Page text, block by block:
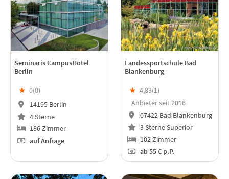
Seminaris CampusHotel
Berlin
★ 0(0)
14195 Berlin
4 Sterne
186 Zimmer
auf Anfrage
Landessportschule Bad
Blankenburg
★ 4,83(1)
Anbieter seit 2016
07422 Bad Blankenburg
3 Sterne Superior
102 Zimmer
ab55 € p.P.